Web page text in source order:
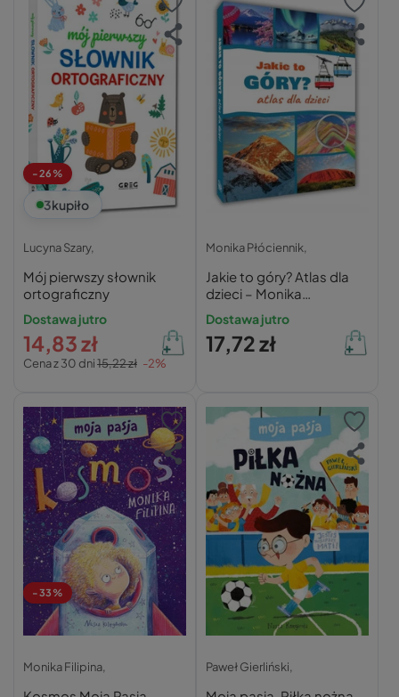
-26%
3kupiło
Lucyna Szary,
Mój pierwszy słownik
ortograficzny
Dostawa jutro
Cena z 30 dni15,22 zł -2%
14,83 zł
Monika Płóciennik,
Jakie to góry? Atlas dla
dzieci – Monika
Płóciennik
Dostawa jutro
17,72 zł
-33%
Monika Filipina, Paweł Gierliński,